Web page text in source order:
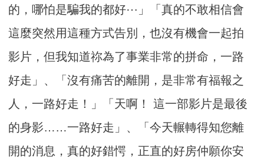
的，哪怕是騙我的都好⋯」「真的不敢相信會
這麼突然用這種方式告別，也沒有機會一起拍
影片，但我知道祢為了事業非常的拼命，一路
好走」、「沒有痛苦的離開，是非常有福報之
人，一路好走！」「天啊！ 這一部影片是最後
的身影……一路好走」、「今天輾轉得知您離
開的消息，真的好錯愕，正直的好房仲願你安